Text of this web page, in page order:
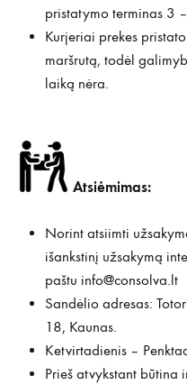
pristatymo terminas 3
Kurjeriai prekes
maršrutą, todėl
laiką nėra.
Atsiėmimas:
Norint atsiimti
išankstinį užsakymą
paštu info@consolva.lt
Sandėlio adresas:
18, Kaunas.
Ketvirtadienis –
Prieš atvykstant būtina